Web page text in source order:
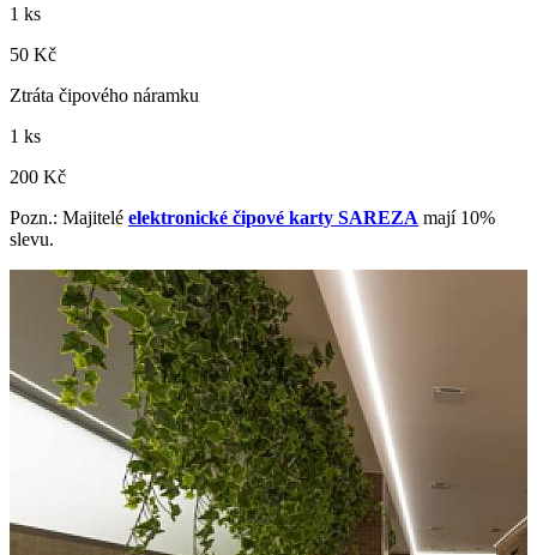
1 ks
50 Kč
Ztráta čipového náramku
1 ks
200 Kč
Pozn.: Majitelé elektronické čipové karty SAREZA mají 10%
slevu.